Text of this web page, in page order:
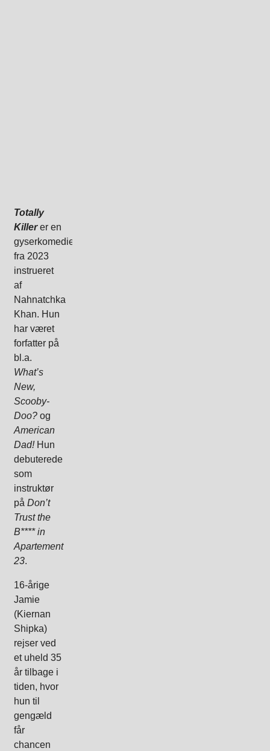
Totally
Killerer en
gyserkomedie
fra 2023
instrueret
af
Nahnatchka
Khan. Hun
har været
forfatter på
bl.a.
What’s
New,
Scooby-
Doo? og
American
Dad!Hun
debuterede
som
instruktør
på Don’t
Trust the
B**** in
Apartement
23.
16-årige
Jamie
(Kiernan
Shipka)
rejser ved
et uheld 35
år tilbage i
tiden, hvor
hun til
gengæld
får
chancen